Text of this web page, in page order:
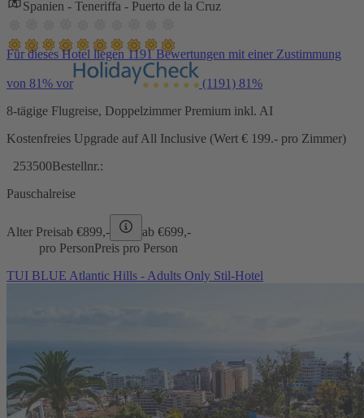
Spanien - Teneriffa - Puerto de la Cruz
Für dieses Hotel liegen 1191 Bewertungen mit einer Zustimmung
von 81% vor (1191) 81%
8-tägige Flugreise, Doppelzimmer Premium inkl. AI
Kostenfreies Upgrade auf All Inclusive (Wert € 199.- pro Zimmer)
253500Bestellnr.:
Pauschalreise
Alter Preisab €899,- ab €699,-
pro PersonPreis pro Person
TUI BLUE Atlantic Hills - Adults Only Stil-Hotel